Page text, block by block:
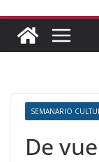
SEMANARIO
De